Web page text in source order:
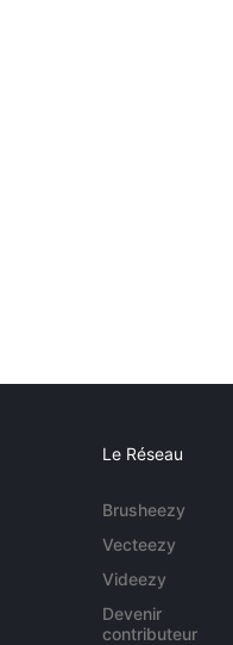
Le Réseau
Brusheezy
Vecteezy
Videezy
Devenir
contributeur